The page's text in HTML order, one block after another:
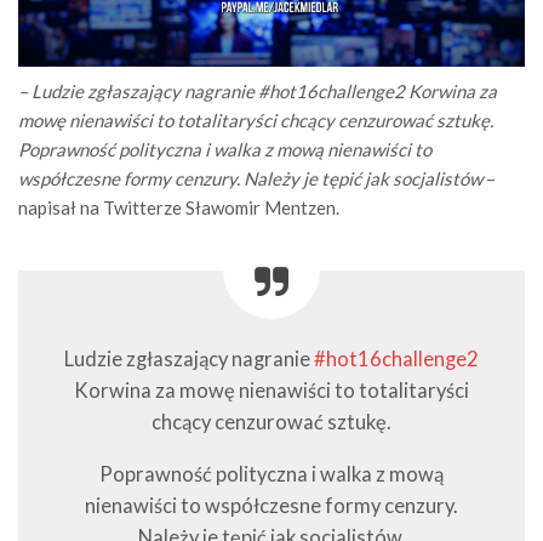
– Ludzie zgłaszający nagranie #hot16challenge2 Korwina za
mowę nienawiści to totalitaryści chcący cenzurować sztukę.
Poprawność polityczna i walka z mową nienawiści to
współczesne formy cenzury. Należy je tępić jak socjalistów–
napisał na Twitterze Sławomir Mentzen.
Ludzie zgłaszający nagranie#hot16challenge2
Korwina za mowę nienawiści to totalitaryści
chcący cenzurować sztukę.
Poprawność polityczna i walka z mową
nienawiści to współczesne formy cenzury.